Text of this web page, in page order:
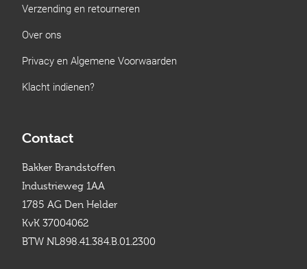
Verzending en retourneren
Over ons
Privacy en Algemene Voorwaarden
Klacht indienen?
Contact
Bakker Brandstoffen
Industrieweg 1AA
1785 AG Den Helder
KvK 37004062
BTW NL898.41.384.B.01.2300